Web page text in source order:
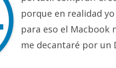
porque en realidad
para eso el Macbook
me decantaré por un